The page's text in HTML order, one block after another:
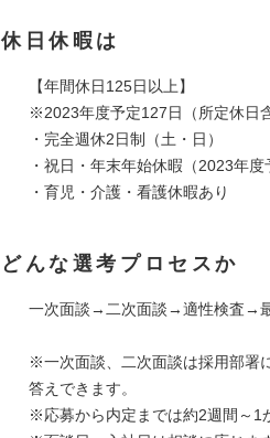
休日休暇は
【年間休⽇125⽇以上】
※2023年度予定127日（所定休日
・完全週休2日制（土・日）
・祝日・年末年始休暇（2023年
・育児・介護・看護休暇あり
どんな選考プロセスか
一次面談→二次面談→適性検査→
※一次面談、二次面談は採用部署
答えできます。
※応募から内定までは約2週間～1